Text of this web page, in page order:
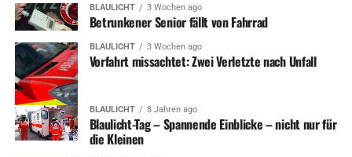
BLAULICHT 3 Wochen ago
Betrunkener Senior fällt von Fahrrad
BLAULICHT 3 Wochen ago
Vorfahrt missachtet: Zwei Verletzte nach Unfall
BLAULICHT 8 Jahren ago
Blaulicht-Tag – Spannende Einblicke – nicht nur für
die Kleinen